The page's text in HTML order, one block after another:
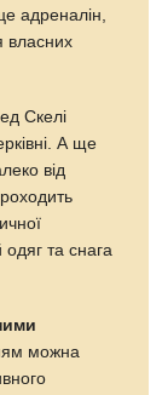
адреналін,
власних
Скелі
А ще
від
та снага
можна